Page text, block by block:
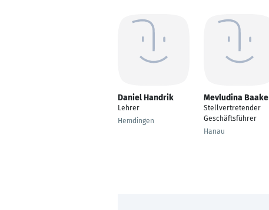
Daniel Handrik
Lehrer
Hemdingen
Mevludina Baake
Stellvertretender
Geschäftsführer
Hanau